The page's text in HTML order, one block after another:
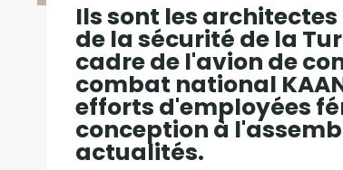
Ils sont les
de la sécurité de la
cadre de l'avion de
combat national
efforts d'employées
conception à
actualités.